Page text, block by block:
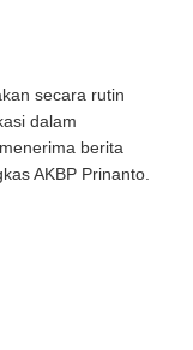
secara rutin
dalam
berita
AKBP Prinanto.